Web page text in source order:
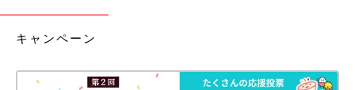
キャンペーン